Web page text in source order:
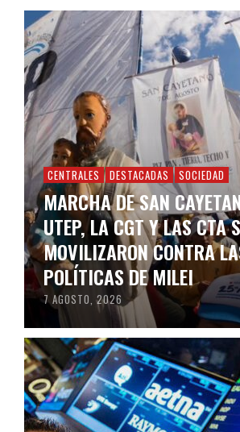
CENTRALES DESTACADAS SOCIEDAD
MARCHA DE SAN
UTEP, LA CGT Y LAS CTA
MOVILIZARON CONTRA
POLÍTICAS DE MILEI
7 AGOSTO, 2026